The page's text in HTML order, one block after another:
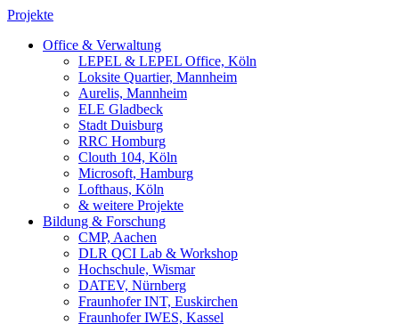
Projekte
Office & Verwaltung
LEPEL & LEPEL Office, Köln
Loksite Quartier, Mannheim
Aurelis, Mannheim
ELE Gladbeck
Stadt Duisburg
RRC Homburg
Clouth 104, Köln
Microsoft, Hamburg
Lofthaus, Köln
& weitere Projekte
Bildung & Forschung
CMP, Aachen
DLR QCI Lab & Workshop
Hochschule, Wismar
DATEV, Nürnberg
Fraunhofer INT, Euskirchen
Fraunhofer IWES, Kassel